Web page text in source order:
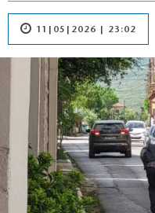
11|05|2026 | 23:02